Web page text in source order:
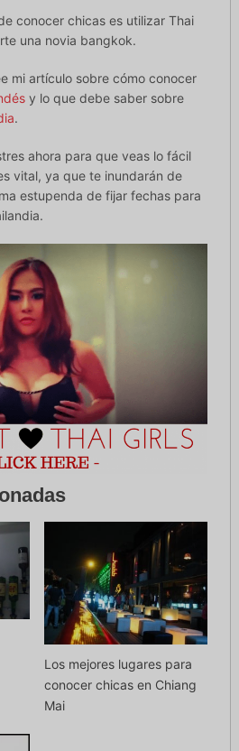
conocer chicas es utilizar Thai
una novia bangkok.
mi artículo sobre cómo conocer
y lo que debe saber sobre
.
ahora para que veas lo fácil
vital, ya que te inundarán de
estupenda de fijar fechas para
Los mejores lugares para
conocer chicas en Chiang
Mai